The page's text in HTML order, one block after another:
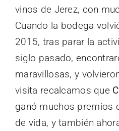
vinos de Jerez, con
Cuando la bodega
2015, tras parar la
siglo pasado,
maravillosas, y
visita recalcamos que
ganó muchos premios
de vida, y también